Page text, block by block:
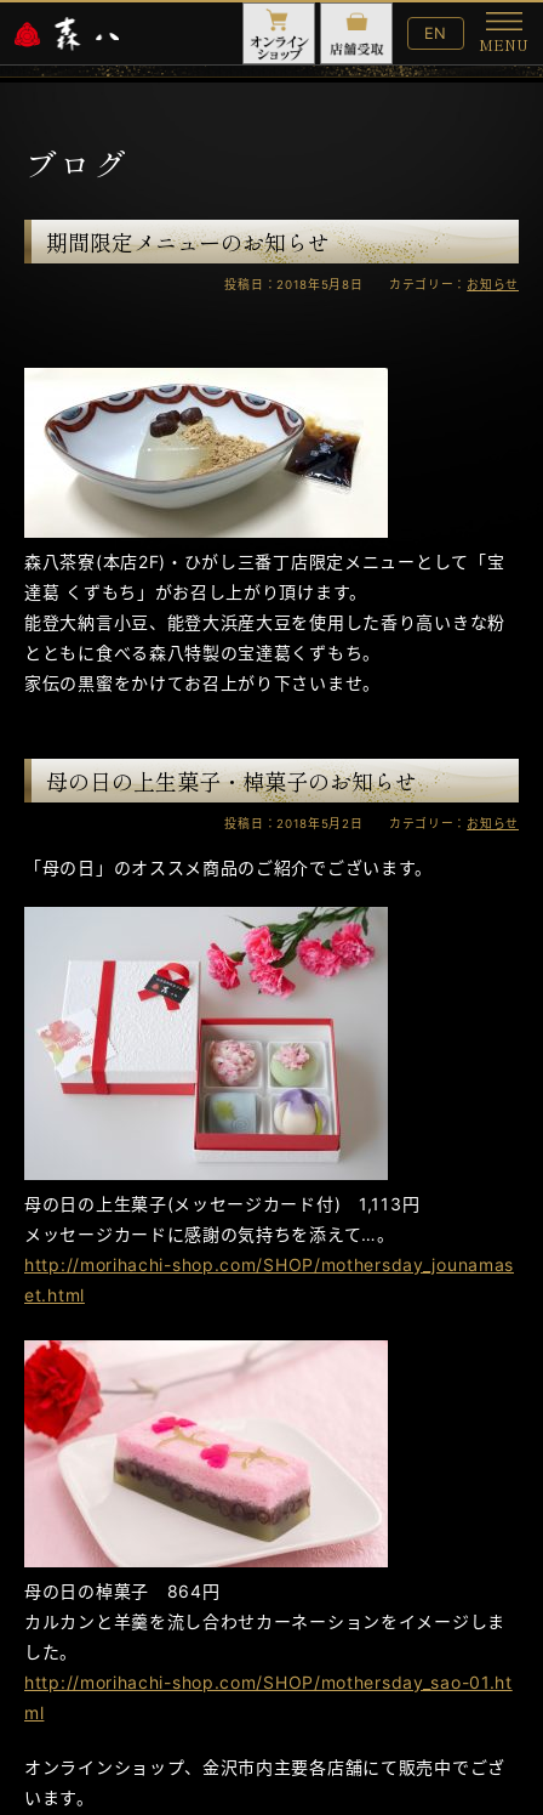
English
Website
EN
MENU
メ
ニ
ブログ
期間限定メニューのお知らせ
投稿日：2018年5月8日 カテゴリー： お知らせ
森八茶寮(本店2F)・ひがし三番丁店限定メニューとして「宝
達葛 くずもち」がお召し上がり頂けます。
能登大納言小豆、能登大浜産大豆を使用した香り高いきな粉
とともに食べる森八特製の宝達葛くずもち。
家伝の黒蜜をかけてお召上がり下さいませ。
母の日の上生菓子・棹菓子のお知らせ
投稿日：2018年5月2日 カテゴリー： お知らせ
「母の日」のオススメ商品のご紹介でございます。
母の日の上生菓子(メッセージカード付) 1,113円
メッセージカードに感謝の気持ちを添えて…。
http://morihachi-shop.com/SHOP/mothersday_jounamas
et.html
母の日の棹菓子 864円
カルカンと羊羹を流し合わせカーネーションをイメージしま
した。
http://morihachi-shop.com/SHOP/mothersday_sao-01.ht
ml
オンラインショップ、金沢市内主要各店舗にて販売中でござ
います。